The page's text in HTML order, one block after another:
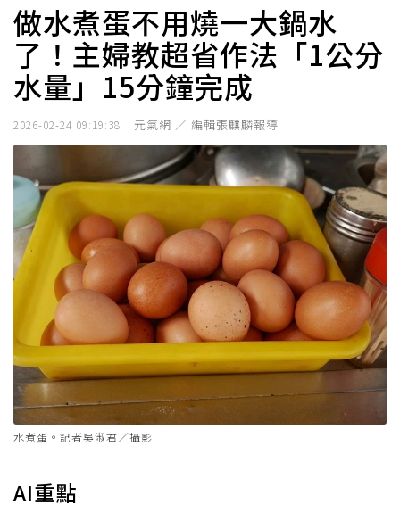
做水煮蛋不用燒一大鍋水
了！主婦教超省作法「1公分
水量」15分鐘完成
2026-02-24 09:19:38 元氣網 ／ 編輯張麒麟報導
水煮蛋。記者吳淑君／攝影
AI重點